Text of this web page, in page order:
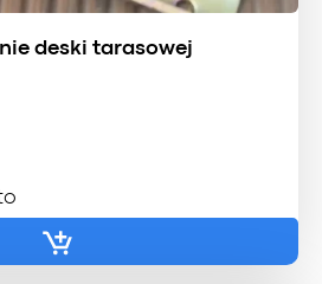
deski tarasowej